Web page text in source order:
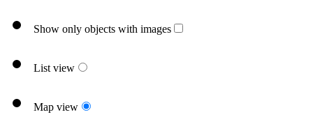
Show only objects with images
List view
Map view